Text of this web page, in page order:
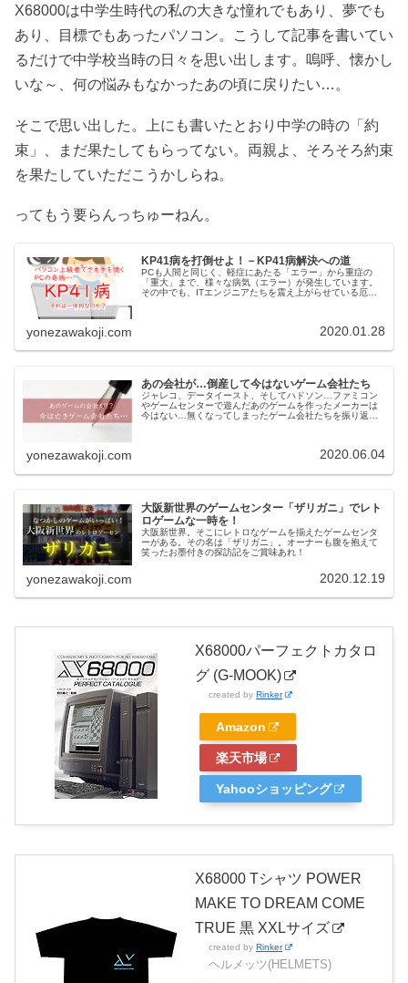
X68000は中学生時代の私の大きな憧れでもあり、夢でも
あり、目標でもあったパソコン。こうして記事を書いてい
るだけで中学校当時の日々を思い出します。嗚呼、懐かし
いな～、何の悩みもなかったあの頃に戻りたい…。
そこで思い出した。上にも書いたとおり中学の時の「約
束」、まだ果たしてもらってない。両親よ、そろそろ約束
を果たしていただこうかしらね。
ってもう要らんっちゅーねん。
KP41病を打倒せよ！－KP41病解決への道
PCも人間と同じく、軽症にあたる「エラー」から重症の
「重大」まで、様々な病気（エラー）が発生しています。
その中でも、ITエンジニアたちを震え上がらせている厄介
yonezawakoji.com 2020.01.28
あの会社が…倒産して今はないゲーム会社たち
ジャレコ、データイースト、そしてハドソン…ファミコン
やゲームセンターで遊んだあのゲームを作ったメーカーは
今はない…無くなってしまったゲーム会社たちを振り返
yonezawakoji.com 2020.06.04
大阪新世界のゲームセンター「ザリガニ」でレト
ロゲームな一時を！
大阪新世界。そこにレトロなゲームを揃えたゲームセンタ
ーがある。その名は「ザリガニ」。オーナーも腹を抱えて
笑ったお墨付きの探訪記をご賞味あれ！
yonezawakoji.com 2020.12.19
X68000パーフェクトカタロ
グ (G-MOOK)
created by Rinker
Amazon
楽天市場
Yahooショッピング
X68000 Tシャツ POWER
MAKE TO DREAM COME
TRUE 黒 XXLサイズ
created by Rinker
ヘルメッツ(HELMETS)